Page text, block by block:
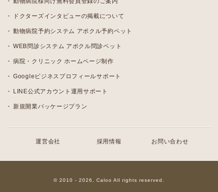
ドクターズインタビューの掲載について
動物病院予約システム アポクル予約ペット
WEB問診システム アポクル問診ペット
病院・クリニック ホームページ制作
Googleビジネスプロフィールサポート
LINE公式アカウント運用サポート
新規開業パッケージプラン
運営会社 採用情報 お問い合わせ
© 2010 - 2026, Caloo All rights reserved.